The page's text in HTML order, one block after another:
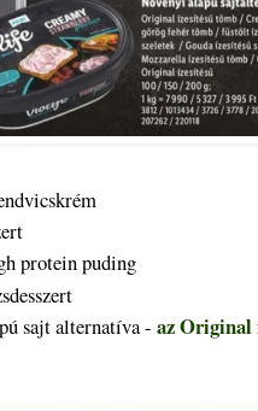
protein puding
sajt alternatíva - az